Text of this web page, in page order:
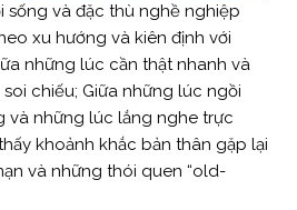
sống và đặc thù nghề nghiệp
xu hướng và kiên định với
những lúc cần thật nhanh và
chiếu; Giữa những lúc ngồi
và những lúc lắng nghe trực
khoảnh khắc bản thân gặp lại
và những thói quen “old-